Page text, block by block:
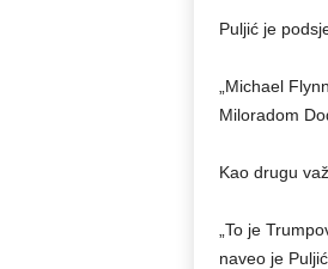
Puljić je
„Michael
Miloradom
Kao drugu
„To je
naveo je Puljić.